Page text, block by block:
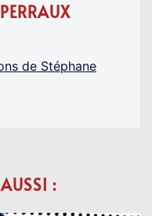
de Stéphane
: